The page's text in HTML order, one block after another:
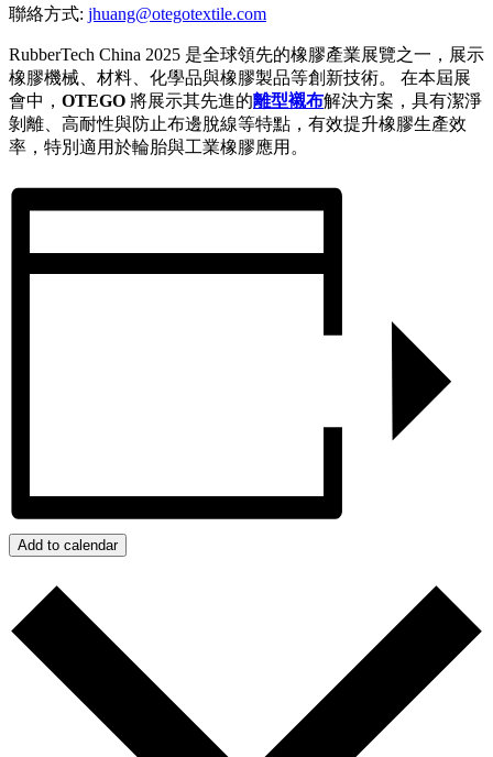
聯絡方式: jhuang@otegotextile.com
RubberTech China 2025 是全球領先的橡膠產業展覽之一，展示
橡膠機械、材料、化學品與橡膠製品等創新技術。 在本屆展
會中， OTEGO 將展示其先進的離型襯布解決方案，具有潔淨
剝離、高耐性與防止布邊脫線等特點，有效提升橡膠生產效
率，特別適用於輪胎與工業橡膠應用。
Add to calendar